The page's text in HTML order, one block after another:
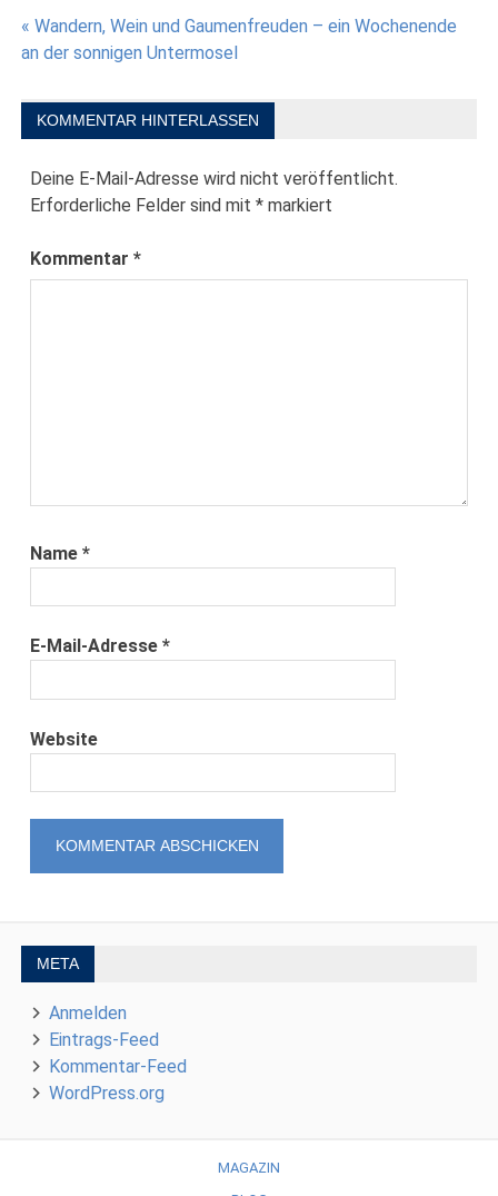
Beitragsnavigation
« Wandern, Wein und Gaumenfreuden – ein Wochenende
an der sonnigen Untermosel
KOMMENTAR HINTERLASSEN
Deine E-Mail-Adresse wird nicht veröffentlicht.
Erforderliche Felder sind mit* markiert
Kommentar*
Name*
E-Mail-Adresse*
Website
META
Anmelden
Eintrags-Feed
Kommentar-Feed
WordPress.org
MAGAZIN